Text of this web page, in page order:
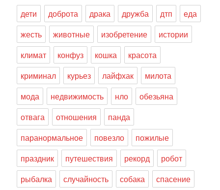
дети доброта драка дружба дтп
еда
жесть
животные изобретение
истории
климат
конфуз кошка
красота
криминал
курьез лайфхак
милота
мода
недвижимость нло
обезьяна
отвага
отношения
панда
паранормальное
повезло
пожилые
праздник
путешествия рекорд
робот
рыбалка
случайность собака
спасение